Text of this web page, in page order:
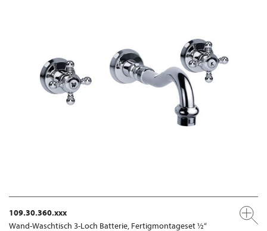
109.30.360.xxx
Wand-Waschtisch 3-Loch Batterie, Fertigmontageset ½“